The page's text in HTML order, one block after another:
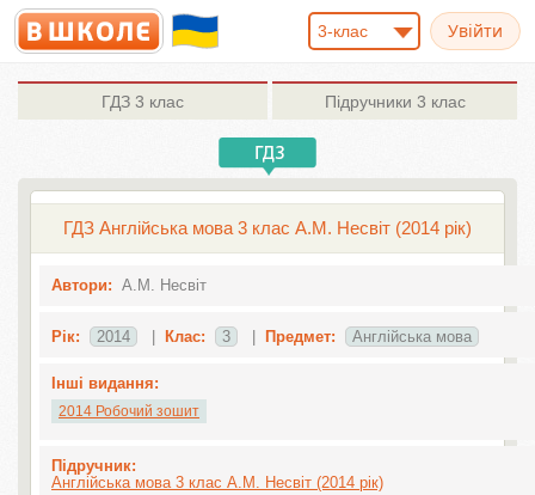
3-клас
ГДЗ 3 клас Підручники 3 клас
ГДЗ Англійська мова 3 клас А.М. Несвіт (2014 рік)
Автори: А.М. Несвіт
Рік: 2014 Клас: 3 Предмет: Англiйська мова
Інші видання:
2014 Робочий зошит
Підручник:
Англійська мова 3 клас А.М. Несвіт (2014 рік)